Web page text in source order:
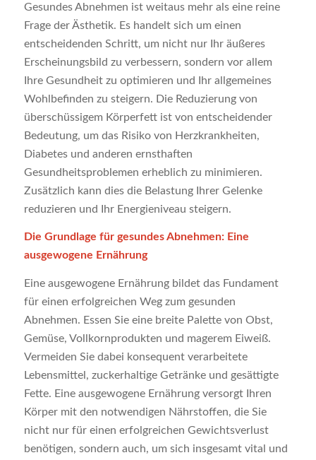
Gesundes Abnehmen ist weitaus mehr als eine reine
Frage der Ästhetik. Es handelt sich um einen
entscheidenden Schritt, um nicht nur Ihr äußeres
Erscheinungsbild zu verbessern, sondern vor allem
Ihre Gesundheit zu optimieren und Ihr allgemeines
Wohlbefinden zu steigern. Die Reduzierung von
überschüssigem Körperfett ist von entscheidender
Bedeutung, um das Risiko von Herzkrankheiten,
Diabetes und anderen ernsthaften
Gesundheitsproblemen erheblich zu minimieren.
Zusätzlich kann dies die Belastung Ihrer Gelenke
reduzieren und Ihr Energieniveau steigern.
Die Grundlage für gesundes Abnehmen: Eine
ausgewogene Ernährung
Eine ausgewogene Ernährung bildet das Fundament
für einen erfolgreichen Weg zum gesunden
Abnehmen. Essen Sie eine breite Palette von Obst,
Gemüse, Vollkornprodukten und magerem Eiweiß.
Vermeiden Sie dabei konsequent verarbeitete
Lebensmittel, zuckerhaltige Getränke und gesättigte
Fette. Eine ausgewogene Ernährung versorgt Ihren
Körper mit den notwendigen Nährstoffen, die Sie
nicht nur für einen erfolgreichen Gewichtsverlust
benötigen, sondern auch, um sich insgesamt vital und